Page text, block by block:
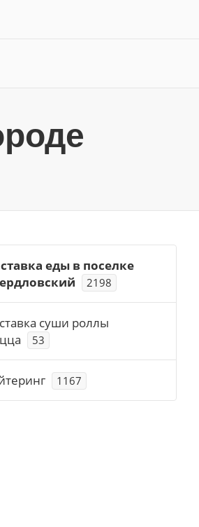
еды в поселке
2198
суши роллы
53
1167